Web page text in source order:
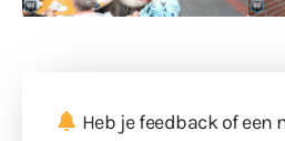
Heb je feedback of een